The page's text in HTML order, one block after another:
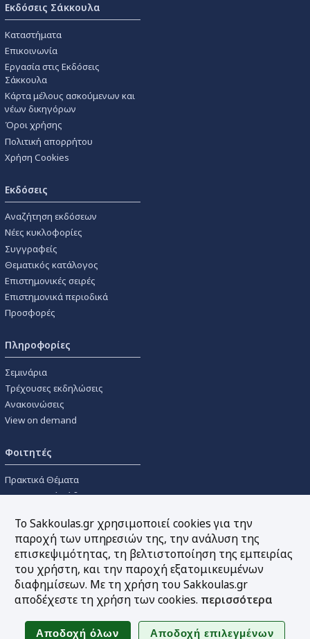
Εκδόσεις Σάκκουλα
Καταστήματα
Επικοινωνία
Εργασία στις Εκδόσεις
Σάκκουλα
Κάρτα μέλους ασκούμενων και
νέων δικηγόρων
Όροι χρήσης
Πολιτική απορρήτου
Χρήση Cookies
Εκδόσεις
Αναζήτηση εκδόσεων
Νέες κυκλοφορίες
Συγγραφείς
Θεματικός κατάλογος
Επιστημονικές σειρές
Επιστημονικά περιοδικά
Προσφορές
Πληροφορίες
Σεμινάρια
Τρέχουσες εκδηλώσεις
Ανακοινώσεις
View on demand
Φοιτητές
Πρακτικά Θέματα
Οικονομικοί Κώδικες
Συγγραμμάτων
Εργαλεία
Online υπολογισμός τόκων
Υπηρεσία Ηλεκτρονικής
Sitemap
Το Sakkoulas.gr χρησιμοποιεί cookies για την
παροχή των υπηρεσιών της, την ανάλυση της
επισκεψιμότητας, τη βελτιστοποίηση της εμπειρίας
του χρήστη, και την παροχή εξατομικευμένων
διαφημίσεων. Με τη χρήση του Sakkoulas.gr
αποδέχεστε τη χρήση των cookies. περισσότερα